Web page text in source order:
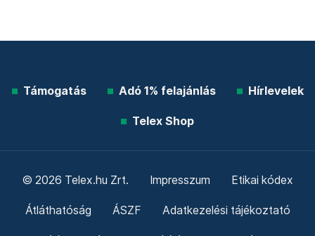
Támogatás Adó 1% felajánlás Hírlevelek
Telex Shop
© 2026 Telex.hu Zrt. Impresszum Etikai kódex
Átláthatóság ÁSZF Adatkezelési tájékoztató